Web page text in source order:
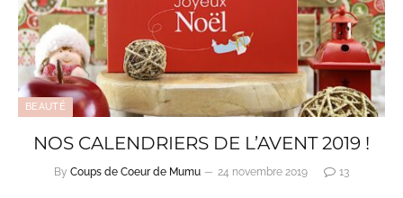
BEAUTÉ
NOS CALENDRIERS DE L’AVENT 2019 !
By Coups de Coeur de Mumu 24 novembre 2019 13